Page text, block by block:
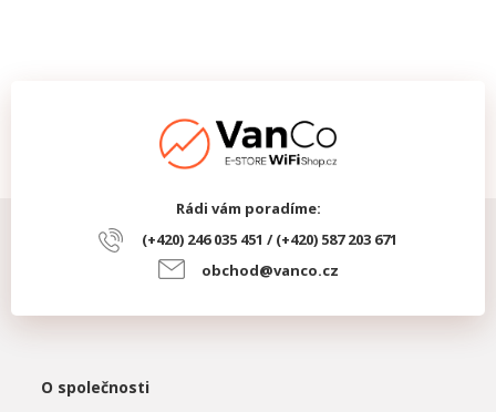
Rádi vám poradíme:
(+420) 246 035 451 / (+420) 587 203 671
obchod@vanco.cz
O společnosti